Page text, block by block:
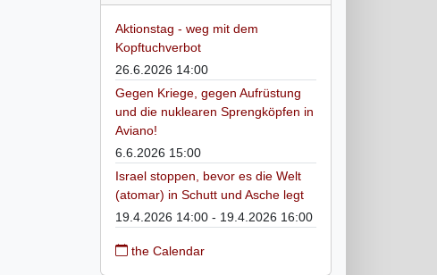
Aktionstag - weg mit dem
Kopftuchverbot
26.6.2026 14:00
Gegen Kriege, gegen Aufrüstung
und die nuklearen Sprengköpfen in
Aviano!
6.6.2026 15:00
Israel stoppen, bevor es die Welt
(atomar) in Schutt und Asche legt
19.4.2026 14:00 - 19.4.2026 16:00
the Calendar